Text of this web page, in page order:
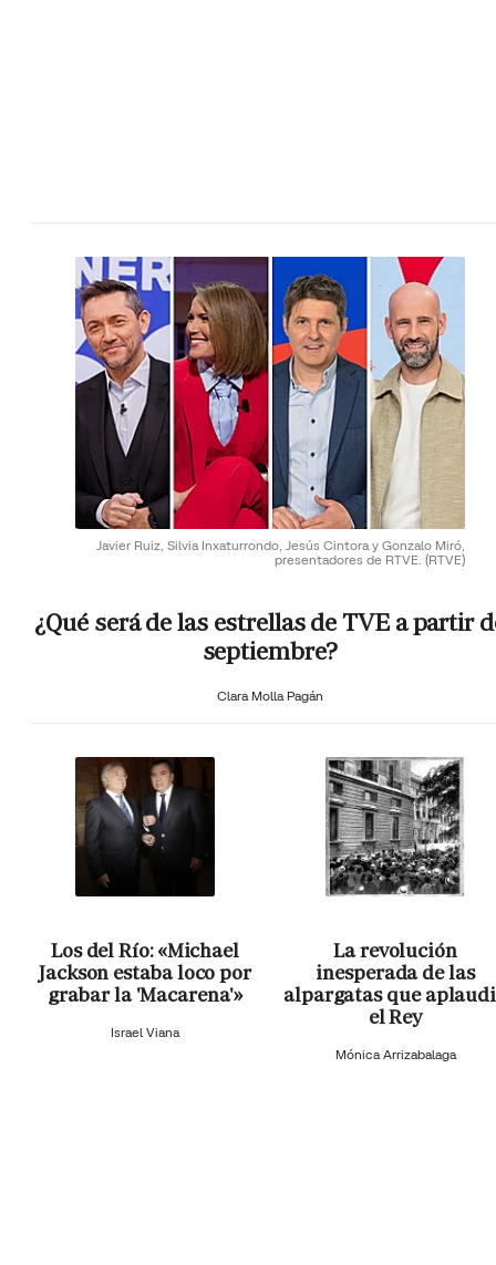
Javier Ruiz, Silvia Inxaturrondo, Jesús Cintora y Gonzalo Miró,
presentadores de RTVE. (RTVE)
¿Qué será de las estrellas de TVE a partir
septiembre?
Clara Molla Pagán
Los del Río: «Michael
Jackson estaba loco por
grabar la 'Macarena'»
Israel Viana
La revolución
inesperada de las
alpargatas que
el Rey
Mónica Arrizabalaga